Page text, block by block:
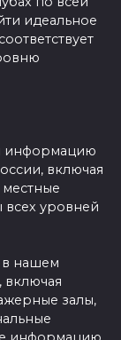
идеальное
информацию
включая
всех уровней
нашем
включая
залы,